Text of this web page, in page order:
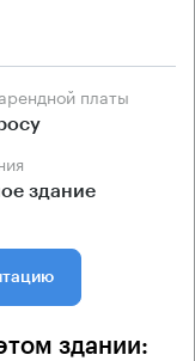
арендной платы
здание
здании: